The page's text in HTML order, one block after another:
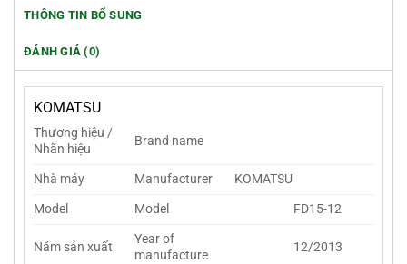
THÔNG TIN BỔ SUNG
ĐÁNH GIÁ (0)
KOMATSU
Thương hiệu /
Nhãn hiệu
Brand name
Nhà máy Manufacturer
KOMATSU
Model
Model FD15-12
Năm sản xuất
Year of
manufacture
12/2013